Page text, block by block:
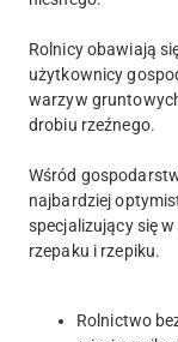
Rolnicy obawiają
użytkownicy
warzyw
drobiu rzeźnego.
Wśród
najbardziej
specjalizujący się
rzepaku i rzepiku.
Rolnictwo